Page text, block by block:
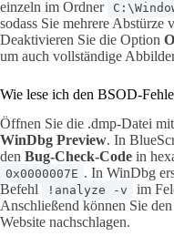
einzeln im Ordner
sodass Sie mehrere Abstürze
Deaktivieren Sie die Option
um auch vollständige
Wie lese ich den BSOD-
Öffnen Sie die .dmp-Datei mit
WinDbg Preview. In
den Bug-Check-Code in
0x0000007E . In WinDbg
Befehl
!analyze -v im
Anschließend können Sie
Website nachschlagen.